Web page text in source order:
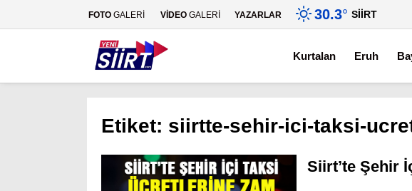
FOTO GALERİ VİDEO GALERİ YAZARLAR 30.3° SIIRT
Kurtalan Eruh
Etiket: siirtte-sehir-ici-taksi-
Siirt’te Şehir